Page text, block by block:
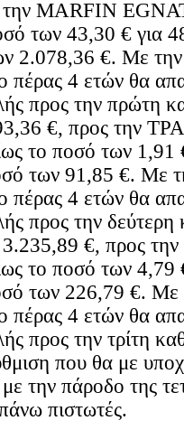
την MARFIN
των 43,30 € για
2.078,36 €. Με
πέρας 4 ετών θα
προς την πρώτη
€, προς την
το ποσό των 1,91
των 91,85 €. Με
πέρας 4 ετών θα
προς την δεύτερη
3.235,89 €, προς
το ποσό των 4,79
των 226,79 €.
πέρας 4 ετών θα
προς την τρίτη
που θα με
την πάροδο της
πιστωτές.